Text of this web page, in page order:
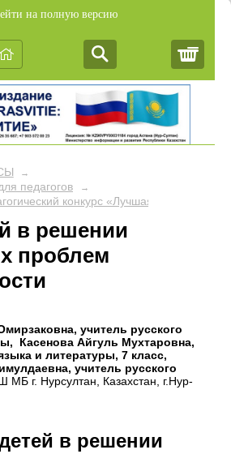
на полную версию
→
педагогов →
конкурс «Лучшая презентация
в решении
проблем
учитель русского
Касенова Айгуль Мухтаровна,
и литературы, 7 класс,
учитель русского
МБ г. Нурсултан, Казахстан, г.Нур-
в решении